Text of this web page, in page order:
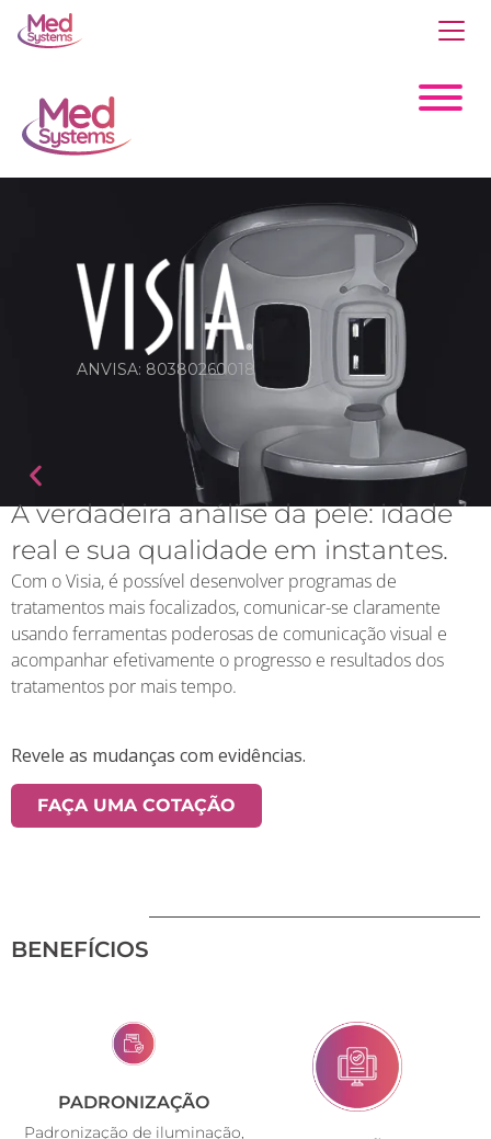
ANVISA: 80380260018
A verdadeira análise da pele: idade
real e sua qualidade em instantes.
Com o Visia, é possível desenvolver programas de
tratamentos mais focalizados, comunicar-se claramente
usando ferramentas poderosas de comunicação visual e
acompanhar efetivamente o progresso e resultados dos
tratamentos por mais tempo.
Revele as mudanças com evidências.
FAÇA UMA COTAÇÃO
BENEFÍCIOS
PADRONIZAÇÃO
Padronização de iluminação,